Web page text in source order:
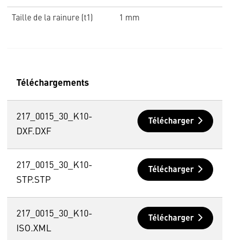
Taille de la rainure (t1) 1 mm
Téléchargements
217_0015_30_K10-
DXF.DXF
Télécharger
217_0015_30_K10-
STP.STP
Télécharger
217_0015_30_K10-
ISO.XML
Télécharger